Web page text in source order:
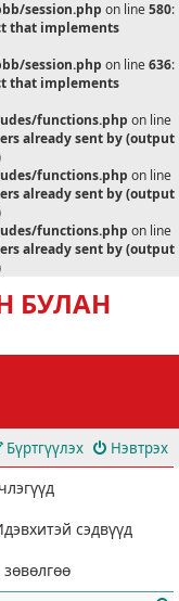
session.php on line580:
that implements
session.php on line636:
that implements
functions.php on line
already sent by (output
functions.php on line
already sent by (output
functions.php on line
already sent by (output
БУЛАН
Нэвтрэх
Бүртгүүлэх
сэдвүүд